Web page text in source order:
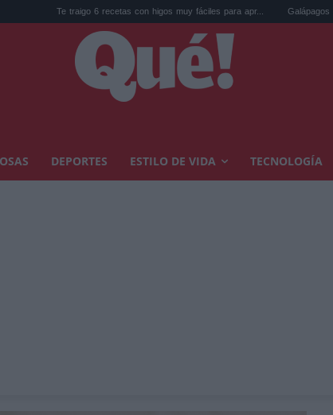
traigo 6 recetas con higos muy fáciles para apr... Galápagos eliminó 140.000
DEPORTES ESTILO DE VIDA TECNOLOGÍA